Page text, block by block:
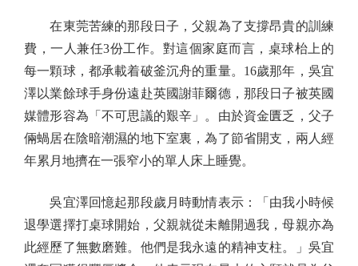
在東莞苦練的那段日子，父親為了支撐昂貴的訓練
費，一人兼任3份工作。對這個家庭而言，桌球枱上的
每一顆球，都承載着破釜沉舟的重量。16歲那年，吳宜
澤以業餘球手身份遠赴英國謝菲爾德，那段日子被英國
媒體形容為「不可思議的艱辛」。由於資金匱乏，父子
倆蝸居在陰暗潮濕的地下室裏，為了節省開支，兩人經
年累月地擠在一張窄小的單人床上睡覺。
吳宜澤回憶起那段歲月時動情表示：「由我小時候
退學選擇打桌球開始，父親就從未離開過我，母親亦為
此經歷了無數磨難。他們是我永遠的精神支柱。」吳宜